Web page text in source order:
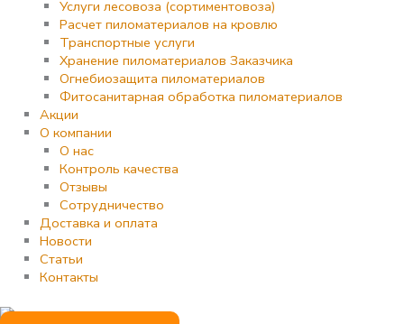
Услуги лесовоза (сортиментовоза)
Расчет пиломатериалов на кровлю
Транспортные услуги
Хранение пиломатериалов Заказчика
Огнебиозащита пиломатериалов
Фитосанитарная обработка пиломатериалов
Акции
О компании
О нас
Контроль качества
Отзывы
Сотрудничество
Доставка и оплата
Новости
Статьи
Контакты